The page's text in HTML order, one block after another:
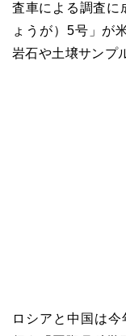
査車による調査に
ょうが）5号」が
岩石や土壌サンプ
ロシアと中国は